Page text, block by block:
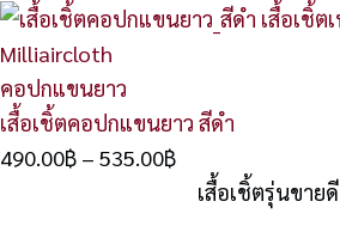
คอปกแขนยาว
เสื้อเชิ้ตคอปกแขนยาว สีดำ
490.00฿ – 535.00฿
เสื้อเชิ้ตรุ่นขายดี